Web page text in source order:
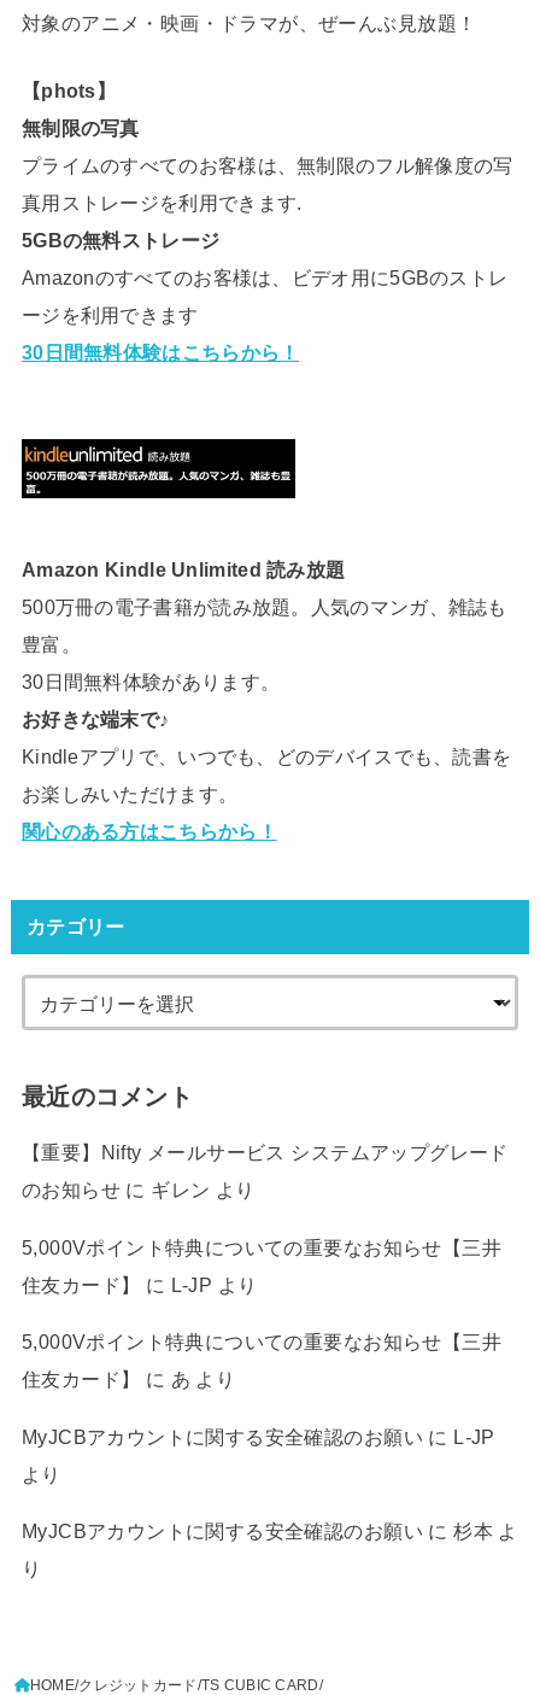
対象のアニメ・映画・ドラマが、ぜーんぶ見放題！
【phots】
無制限の写真
プライムのすべてのお客様は、無制限のフル解像度の写
真用ストレージを利用できます.
5GBの無料ストレージ
Amazonのすべてのお客様は、ビデオ用に5GBのストレ
ージを利用できます
30日間無料体験はこちらから！
Amazon Kindle Unlimited 読み放題
500万冊の電子書籍が読み放題。人気のマンガ、雑誌も
豊富。
30日間無料体験があります。
お好きな端末で♪
Kindleアプリで、いつでも、どのデバイスでも、読書を
お楽しみいただけます。
関心のある方はこちらから！
カテゴリー
最近のコメント
【重要】Nifty メールサービス システムアップグレード
のお知らせに ギレン より
5,000Vポイント特典についての重要なお知らせ【三井
住友カード】
に L-JP より
5,000Vポイント特典についての重要なお知らせ【三井
住友カード】
に あ より
MyJCBアカウントに関する安全確認のお願い に L-JP
より
MyJCBアカウントに関する安全確認のお願い に杉本 よ
り
HOME クレジットカード TS CUBIC CARD